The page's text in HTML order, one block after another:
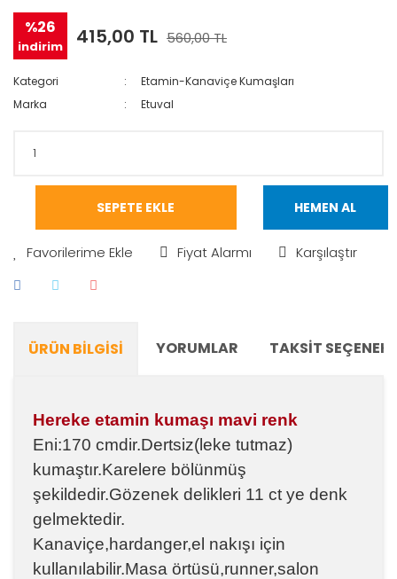
%26
indirim 415,00 TL 560,00 TL
Kategori
Etamin-Kanaviçe Kumaşları
Marka
Etuval
SEPETE EKLE HEMEN AL
Fiyat Alarmı Karşılaştır
ÜRÜN BILGISI YORUMLAR TAKSIT
Hereke etamin kumaşı mavi renk
Eni:170 cmdir.Dertsiz(leke tutmaz)
kumaştır.Karelere bölünmüş
şekildedir.Gözenek delikleri 11 ct ye denk
gelmektedir.
Kanaviçe,hardanger,el nakışı için
kullanılabilir.Masa örtüsü,runner,salon